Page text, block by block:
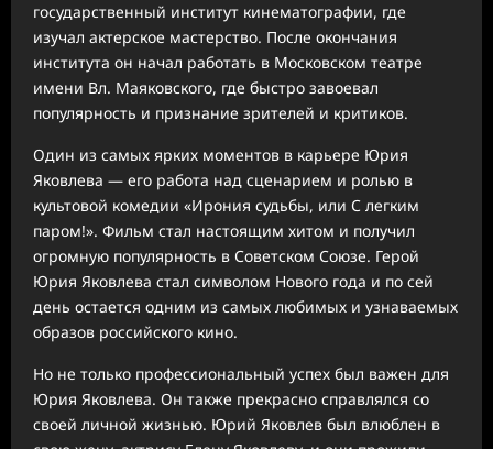
государственный институт кинематографии, где
изучал актерское мастерство. После окончания
института он начал работать в Московском театре
имени Вл. Маяковского, где быстро завоевал
популярность и признание зрителей и критиков.
Один из самых ярких моментов в карьере Юрия
Яковлева — его работа над сценарием и ролью в
культовой комедии «Ирония судьбы, или С легким
паром!». Фильм стал настоящим хитом и получил
огромную популярность в Советском Союзе. Герой
Юрия Яковлева стал символом Нового года и по сей
день остается одним из самых любимых и узнаваемых
образов российского кино.
Но не только профессиональный успех был важен для
Юрия Яковлева. Он также прекрасно справлялся со
своей личной жизнью. Юрий Яковлев был влюблен в